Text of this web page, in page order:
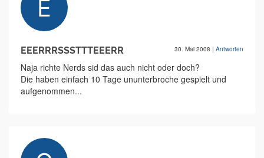
EEERRRSSSTTTEEERR 30. Mai 2008 | Antworten
Naja richte Nerds sid das auch nicht oder doch?
Die haben einfach 10 Tage ununterbroche gespielt und
aufgenommen...